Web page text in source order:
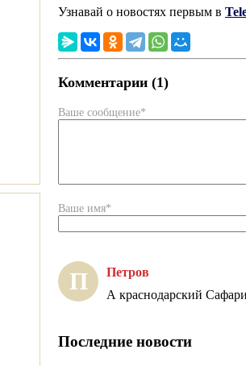
Узнавай о новостях первым в
Комментарии (1)
Ваше сообщение*
Ваше имя*
П Петров
А краснодарский
Последние новости